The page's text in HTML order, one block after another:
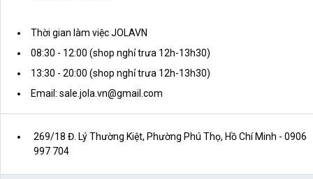
Thời gian làm việc JOLAVN
08:30 - 12:00 (shop nghỉ trưa 12h-13h30)
13:30 - 20:00 (shop nghỉ trưa 12h-13h30)
Email: sale.jola.vn@gmail.com
269/18 Đ. Lý Thường Kiệt, Phường Phú Thọ, Hồ Chí Minh - 0906
997 704